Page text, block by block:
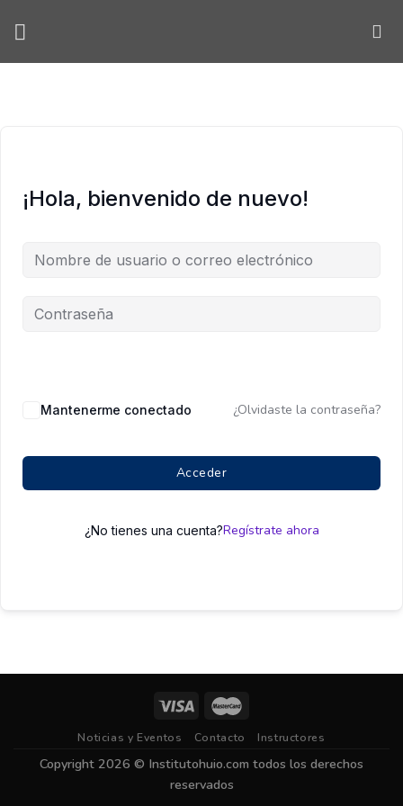
¡Hola, bienvenido de nuevo!
Mantenerme conectado ¿Olvidaste la contraseña?
Acceder
¿No tienes una cuenta?Regístrate ahora
Noticias y Eventos Contacto Instructores
Copyright 2026 © Institutohuio.com todos los derechos
reservados